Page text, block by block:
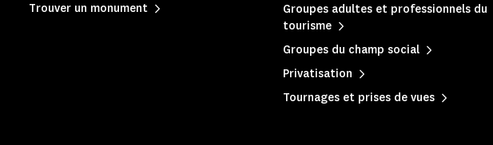
Groupes adultes et professionnels du
tourisme
Groupes du champ social
Privatisation
Tournages et prises de vues
Trouver un monument